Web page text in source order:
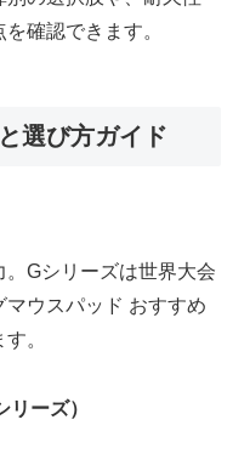
確認できます。
選び方ガイド
Gシリーズは世界大会
ウスパッド おすすめ
。
ーズ）